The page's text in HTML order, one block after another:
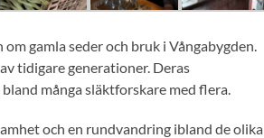
gamla seder och bruk i Vångabygden.
tidigare generationer. Deras
många släktforskare med flera.
och en rundvandring ibland de olika